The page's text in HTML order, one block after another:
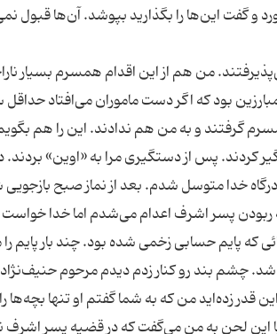
من هم از این اقدام همسرم بسیار
بود که اگر دست ماموران می‌افتاد
گرفتند و به من هم ندادند. این را هم
کردند. پس از دستگیری مرا به «اوین» بردند.
اقدام به ربودن پسر اشرف اعدام می‌شدم اما
که پایم حسابی زخمی شده بود. چند بار پایم
چشم بند رو کنار زدم دیدم مرحوم حنیف‌نژاد
قدر زده‌اید من که به شما گفتم او تنها بچه‌ها
این لحن به من می‌گفت که در قضیه پسر اشرف